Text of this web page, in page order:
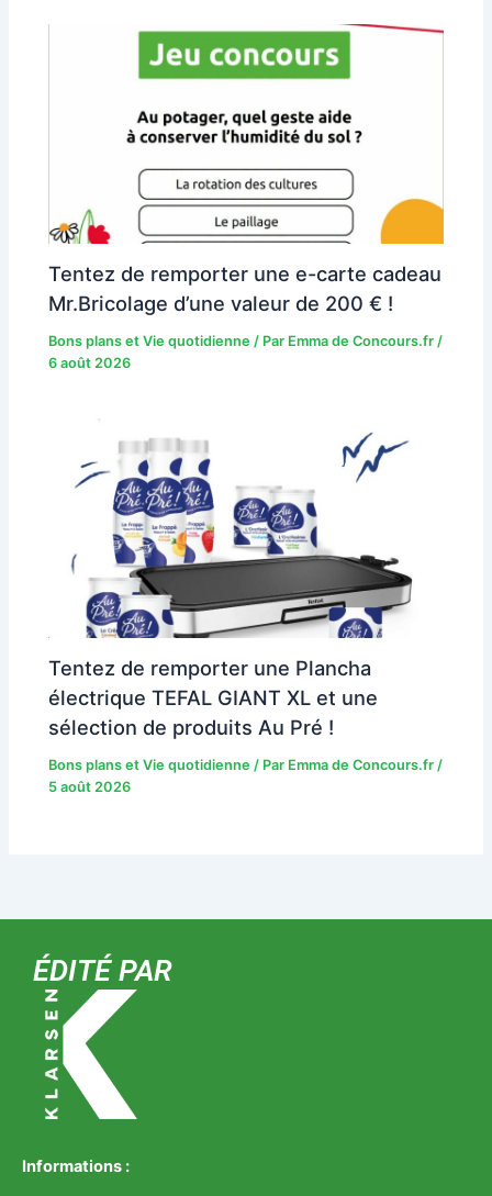
Tentez de remporter une e-carte cadeau
Mr.Bricolage d’une valeur de 200 € !
Bons plans et Vie quotidienne / Par Emma de Concours.fr/
6 août 2026
Tentez de remporter une Plancha
électrique TEFAL GIANT XL et une
sélection de produits Au Pré !
Bons plans et Vie quotidienne / Par Emma de Concours.fr/
5 août 2026
ÉDITÉ PAR
Informations :